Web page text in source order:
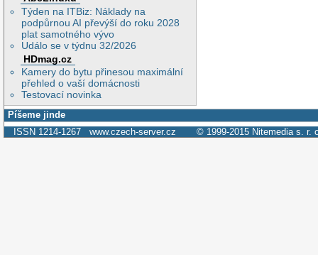
Týden na ITBiz: Náklady na
podpůrnou AI převýší do roku 2028
plat samotného vývo
Událo se v týdnu 32/2026
HDmag.cz
Kamery do bytu přinesou maximální
přehled o vaší domácnosti
Testovací novinka
Píšeme jinde
ISSN 1214-1267 www.czech-server.cz © 1999-2015 Nitemedia s. r.